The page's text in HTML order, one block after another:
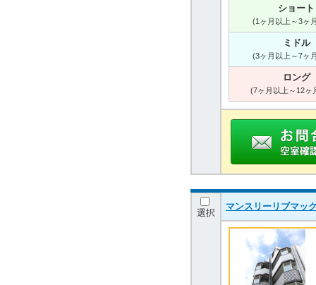
ショート
(1ヶ月以上～3ヶ
ミドル
(3ヶ月以上～7ヶ
ロング
(7ヶ月以上～12ヶ
選択
マンスリーリブマッ